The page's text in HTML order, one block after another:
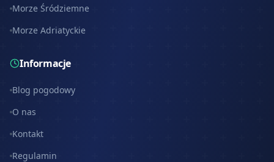
Morze Śródziemne
Morze Adriatyckie
Informacje
Blog pogodowy
O nas
Kontakt
Regulamin